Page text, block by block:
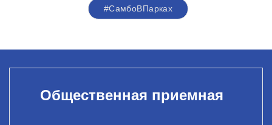
#СамбоВПарках
Общественная приемная